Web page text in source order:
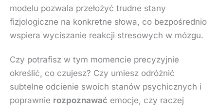
modelu pozwala przełożyć trudne stany
fizjologiczne na konkretne słowa, co bezpośrednio
wspiera wyciszanie reakcji stresowych w mózgu.
Czy potrafisz w tym momencie precyzyjnie
określić, co czujesz? Czy umiesz odróżnić
subtelne odcienie swoich stanów psychicznych i
poprawnie rozpoznawać emocje, czy raczej